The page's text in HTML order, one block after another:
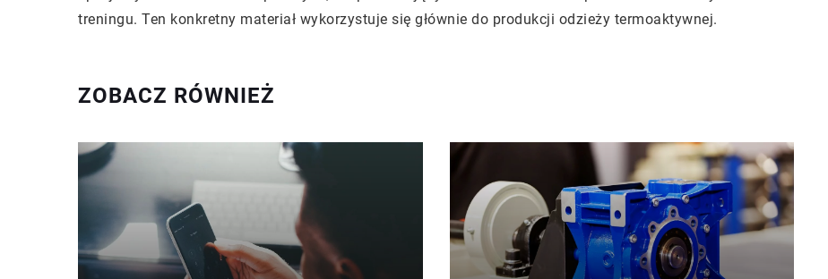
treningu. Ten konkretny materiał wykorzystuje się głównie do produkcji odzieży termoaktywnej.
ZOBACZ RÓWNIEŻ